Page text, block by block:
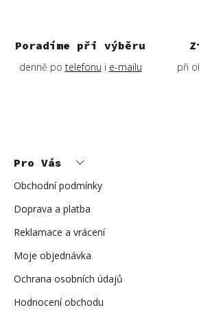
Poradíme při výběru
denně po telefonu i e-mailu při
Pro Vás
Obchodní podmínky
Doprava a platba
Reklamace a vrácení
Moje objednávka
Ochrana osobních údajů
Hodnocení obchodu